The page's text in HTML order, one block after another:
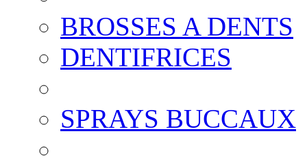
BROSSES A DENTS
DENTIFRICES
SPRAYS BUCCAUX